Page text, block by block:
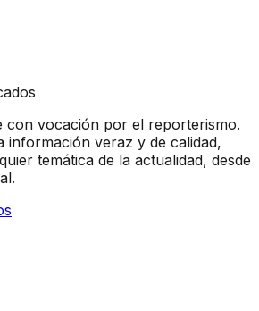
con vocación por el reporterismo.
información veraz y de calidad,
temática de la actualidad, desde